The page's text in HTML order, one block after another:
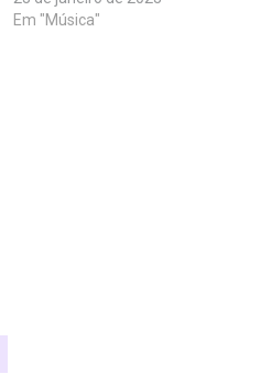
Em "Música"